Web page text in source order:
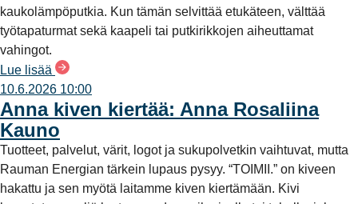
kaukolämpöputkia. Kun tämän selvittää etukäteen, välttää
työtapaturmat sekä kaapeli tai putkirikkojen aiheuttamat
vahingot.
Lue lisää
10.6.2026 10:00
Anna kiven kiertää: Anna Rosaliina
Kauno
Tuotteet, palvelut, värit, logot ja sukupolvetkin vaihtuvat, mutta
Rauman Energian tärkein lupaus pysyy. “TOIMII.” on kiveen
hakattu ja sen myötä laitamme kiven kiertämään. Kivi